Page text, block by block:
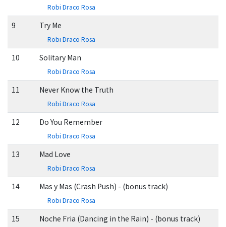
Robi Draco Rosa
9 Try Me
Robi Draco Rosa
10 Solitary Man
Robi Draco Rosa
11 Never Know the Truth
Robi Draco Rosa
12 Do You Remember
Robi Draco Rosa
13 Mad Love
Robi Draco Rosa
14 Mas y Mas (Crash Push) - (bonus track)
Robi Draco Rosa
15 Noche Fria (Dancing in the Rain) - (bonus track)